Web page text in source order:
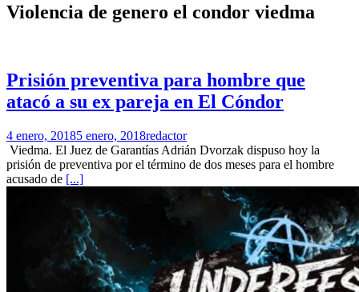
Violencia de genero el condor viedma
Prisión preventiva para hombre que
atacó a su ex pareja en El Cóndor
4 enero, 20185 enero, 2018redactor
Viedma. El Juez de Garantías Adrián Dvorzak dispuso hoy la
prisión de preventiva por el término de dos meses para el hombre
acusado de [...]